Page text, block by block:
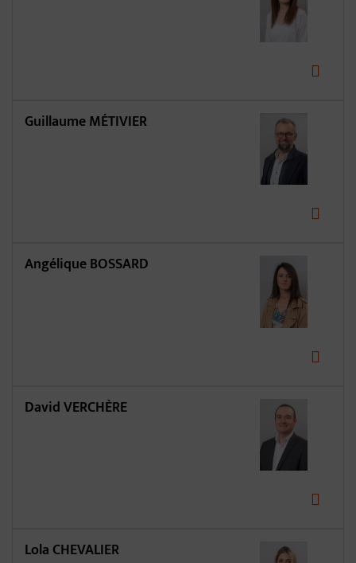
Guillaume MÉTIVIER
Angélique BOSSARD
David VERCHÈRE
Lola CHEVALIER